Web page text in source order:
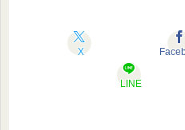
X
LINE